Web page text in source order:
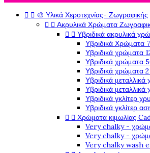
  🎨 Υλικά Χεροτεχνίας- Ζωγραφικής
  Ακρυλικά Χρώματα
  Υβριδικά ακρυλικά
Υβριδικά Χρώματα
Υβριδικά χρώματα
Υβριδικά χρώματα
Υβριδικά χρώματα
Υβριδικά
Υβριδικά
Υβριδικά γκλίτερ
Υβριδικά γκλίτερ
  Χρώματα κιμωλίας
Very chalky -
Very chalky -
Very chalky wash